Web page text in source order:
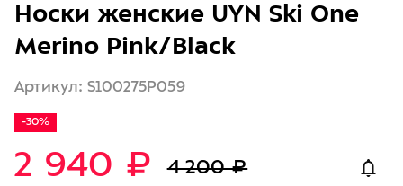
Носки женские UYN Ski One
Merino Pink/Black
Артикул: S100275P059
-30%
2 940 ₽ 4 200 ₽